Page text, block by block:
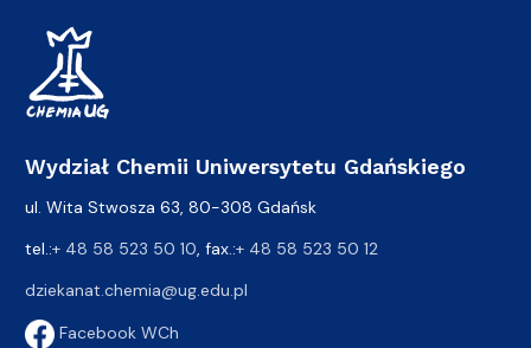
Wydział Chemii Uniwersytetu Gdańskiego
ul. Wita Stwosza 63, 80-308 Gdańsk
tel.:+ 48 58 523 50 10 , fax.:+ 48 58 523 50 12
dziekanat.chemia@ug.edu.pl
Facebook WCh